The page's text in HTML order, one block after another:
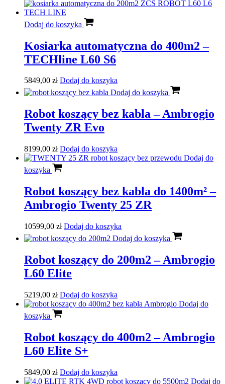
Dodaj do koszyka
Kosiarka automatyczna do 400m2 –
TECHline L60 S6
5849,00 zł Dodaj do koszyka
Dodaj do koszyka
Robot koszący bez kabla – Ambrogio
Twenty ZR Evo
8199,00 zł Dodaj do koszyka
Dodaj do
koszyka
Robot koszący bez kabla do 1400m² –
Ambrogio Twenty 25 ZR
10599,00 zł Dodaj do koszyka
Dodaj do koszyka
Robot koszący do 200m2 – Ambrogio
L60 Elite
5219,00 zł Dodaj do koszyka
Dodaj do
koszyka
Robot koszący do 400m2 – Ambrogio
L60 Elite S+
5849,00 zł Dodaj do koszyka
Dodaj do